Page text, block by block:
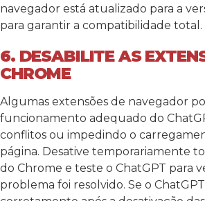
navegador está atualizado para a
para garantir a compatibilidade total.
6. DESABILITE AS
CHROME
Algumas extensões de navegador
funcionamento adequado do
conflitos ou impedindo o
página. Desative temporariamente
do Chrome e teste o ChatGPT para
problema foi resolvido. Se o